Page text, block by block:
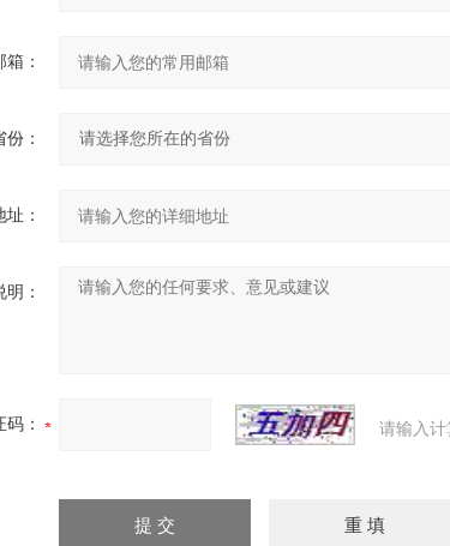
：
份：
：
：
码： 请输入